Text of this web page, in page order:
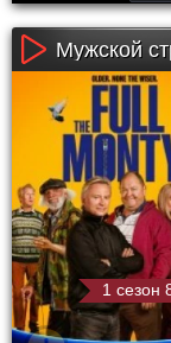
Мужской
1 сезон